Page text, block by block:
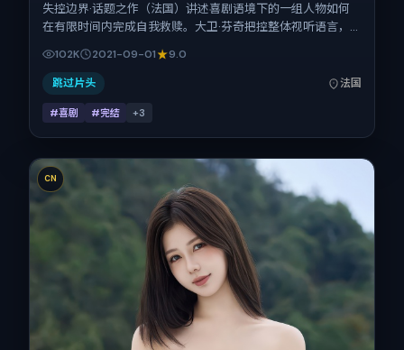
失控边界·话题之作（法国）讲述喜剧语境下的一组人物如何
在有限时间内完成自我救赎。大卫·芬奇把控整体视听语言，
片定于 2021-09-01 起陆续登陆院线与网络平台，国庆档前后
公映，片长138分钟。
102K 2021-09-01 9.0
跳过片头 法国
#喜剧 #完结 +3
CN